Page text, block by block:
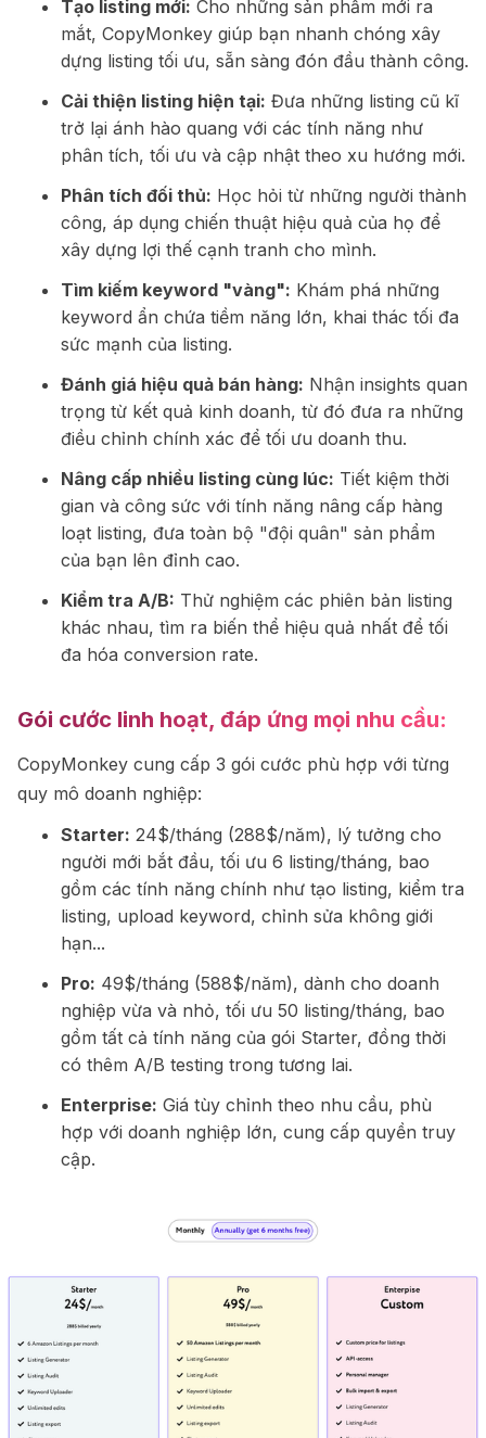
Tạo listing mới: Cho những sản phẩm mới ra
mắt, CopyMonkey giúp bạn nhanh chóng xây
dựng listing tối ưu, sẵn sàng đón đầu thành công.
Cải thiện listing hiện tại: Đưa những listing cũ kĩ
trở lại ánh hào quang với các tính năng như
phân tích, tối ưu và cập nhật theo xu hướng mới.
Phân tích đối thủ: Học hỏi từ những người thành
công, áp dụng chiến thuật hiệu quả của họ để
xây dựng lợi thế cạnh tranh cho mình.
Tìm kiếm keyword "vàng": Khám phá những
keyword ẩn chứa tiềm năng lớn, khai thác tối đa
sức mạnh của listing.
Đánh giá hiệu quả bán hàng: Nhận insights quan
trọng từ kết quả kinh doanh, từ đó đưa ra những
điều chỉnh chính xác để tối ưu doanh thu.
Nâng cấp nhiều listing cùng lúc: Tiết kiệm thời
gian và công sức với tính năng nâng cấp hàng
loạt listing, đưa toàn bộ "đội quân" sản phẩm
của bạn lên đỉnh cao.
Kiểm tra A/B: Thử nghiệm các phiên bản listing
khác nhau, tìm ra biến thể hiệu quả nhất để tối
đa hóa conversion rate.
Gói cước linh hoạt, đáp ứng mọi nhu cầu:
CopyMonkey cung cấp 3 gói cước phù hợp với từng
quy mô doanh nghiệp:
Starter: 24$/tháng (288$/năm), lý tưởng cho
người mới bắt đầu, tối ưu 6 listing/tháng, bao
gồm các tính năng chính như tạo listing, kiểm tra
listing, upload keyword, chỉnh sửa không giới
hạn...
Pro: 49$/tháng (588$/năm), dành cho doanh
nghiệp vừa và nhỏ, tối ưu 50 listing/tháng, bao
gồm tất cả tính năng của gói Starter, đồng thời
có thêm A/B testing trong tương lai.
Enterprise: Giá tùy chỉnh theo nhu cầu, phù
hợp với doanh nghiệp lớn, cung cấp quyền truy
cập.